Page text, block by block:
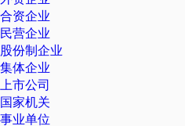
合资企业
民营企业
股份制企业
集体企业
上市公司
国家机关
事业单位